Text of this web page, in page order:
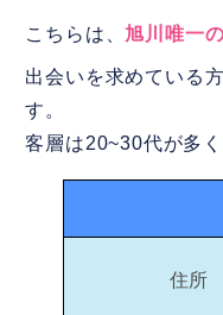
こちらは、 旭川唯一
出会いを求めている
す。
客層は20~30代が多
住所